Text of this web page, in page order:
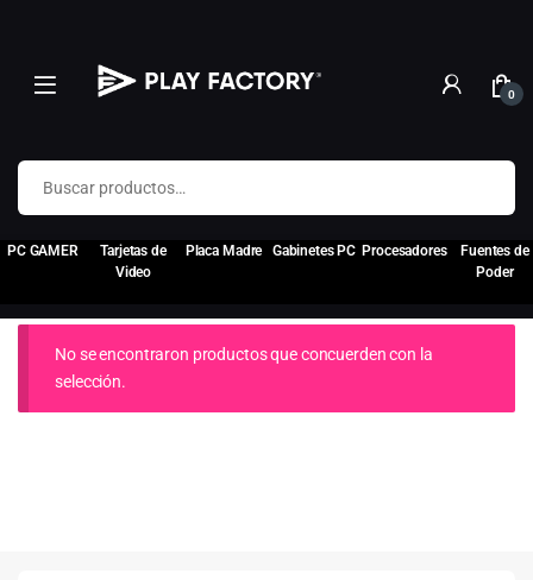
0
Buscar por:
PC GAMER
Tarjetas de
Video
Placa Madre Gabinetes PC Procesadores
Fuentes de
Poder
No se encontraron productos que concuerden con la
selección.